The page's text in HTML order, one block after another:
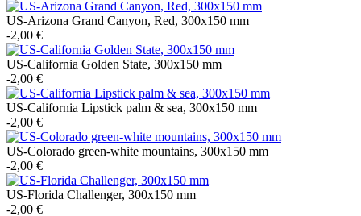
US-Arizona Grand Canyon, Red, 300x150 mm
-2,00 €
US-California Golden State, 300x150 mm
-2,00 €
US-California Lipstick palm & sea, 300x150 mm
-2,00 €
US-Colorado green-white mountains, 300x150 mm
-2,00 €
US-Florida Challenger, 300x150 mm
-2,00 €